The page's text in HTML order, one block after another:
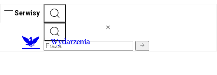
Serwisy
Wydarzenia